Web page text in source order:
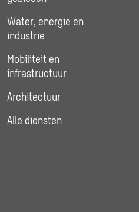
Water, energie en
industrie
Mobiliteit en
infrastructuur
Architectuur
Alle diensten